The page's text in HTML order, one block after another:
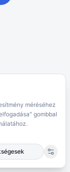
méréséhez
gombbal